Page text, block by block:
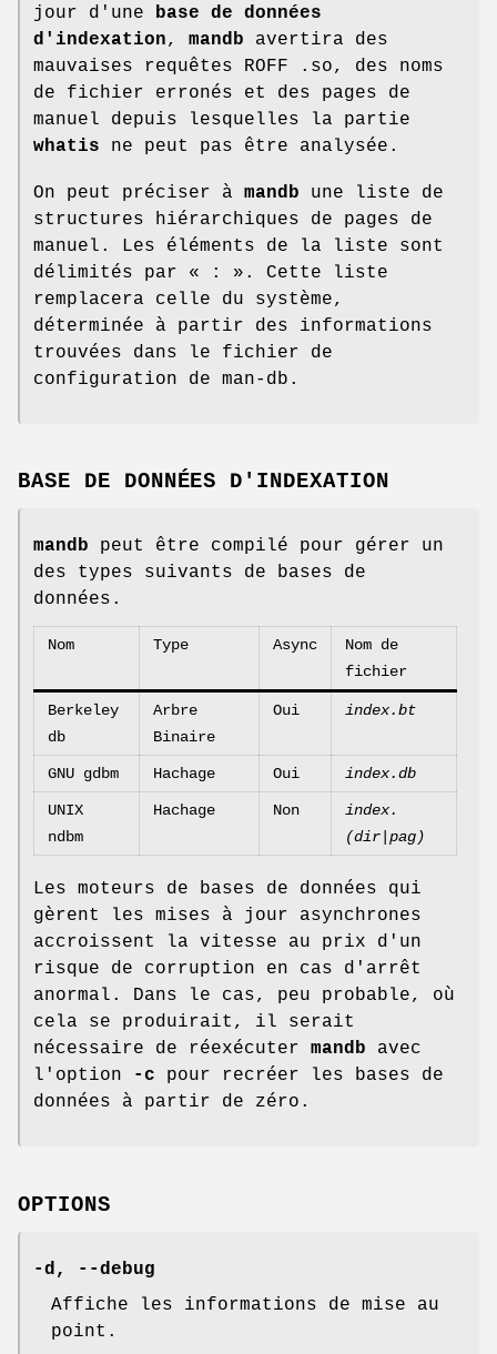
jour d'une
base de données
d'indexation, mandb avertira des
mauvaises requêtes ROFF .so, des noms
de fichier erronés et des pages de
manuel depuis lesquelles la partie
whatis ne peut pas être analysée.
On peut préciser à mandb une liste de
structures hiérarchiques de pages de
manuel. Les éléments de la liste sont
délimités par « : ». Cette liste
remplacera celle du système,
déterminée à partir des informations
trouvées dans le fichier de
configuration de man-db.
BASE DE DONNÉES D'INDEXATION
mandb peut être compilé pour gérer un
des types suivants de bases de
données.
Nom Type Async
Nom de
fichier
Berkeley
db
Arbre
Binaire
Oui index.bt
GNU gdbm Hachage Oui index.db
UNIX
ndbm
Hachage Non
index.
(dir|pag)
Les moteurs de bases de données qui
gèrent les mises à jour asynchrones
accroissent la vitesse au prix d'un
risque de corruption en cas d'arrêt
anormal. Dans le cas, peu probable, où
cela se produirait, il serait
nécessaire de réexécuter mandb avec
l'option
-c pour recréer les bases de
données à partir de zéro.
OPTIONS
-d,
--debug
Affiche les informations de mise au
point.